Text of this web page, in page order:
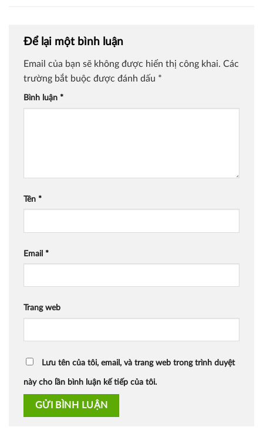
Để lại một bình luận
Email của bạn sẽ không được hiển thị công khai. Các
trường bắt buộc được đánh dấu *
Bình luận *
Tên *
Email *
Trang web
Lưu tên của tôi, email, và trang web trong trình duyệt
này cho lần bình luận kế tiếp của tôi.